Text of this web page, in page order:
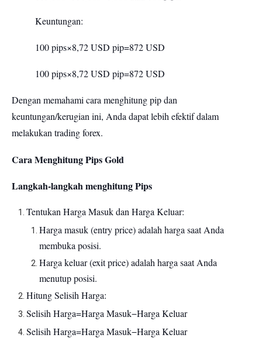
Keuntungan:
100 pips×8,72 USD pip=872 USD
100 pips×8,72 USD pip=872 USD
Dengan memahami cara menghitung pip dan
keuntungan/kerugian ini, Anda dapat lebih efektif dalam
melakukan trading forex.
Cara Menghitung Pips Gold
Langkah-langkah menghitung Pips
Tentukan Harga Masuk dan Harga Keluar:
Harga masuk (entry price) adalah harga saat Anda
membuka posisi.
Harga keluar (exit price) adalah harga saat Anda
menutup posisi.
Hitung Selisih Harga:
Selisih Harga=Harga Masuk−Harga Keluar
Selisih Harga=Harga Masuk−Harga Keluar